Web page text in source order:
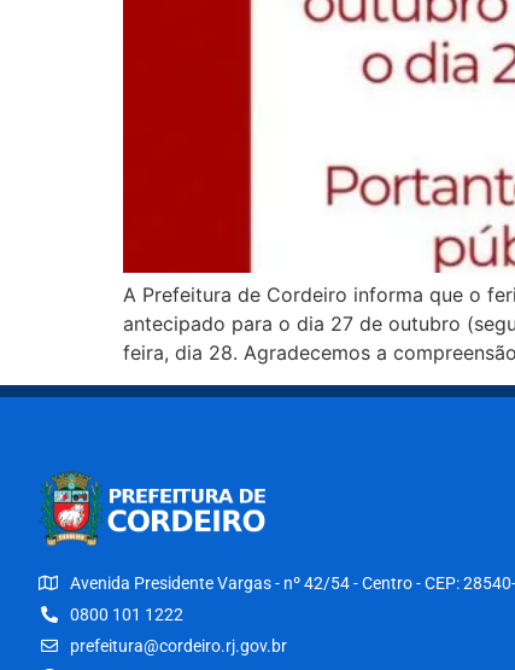
A Prefeitura de Cordeiro informa que o
antecipado para o dia 27 de outubro
feira, dia 28. Agradecemos a
Avenida Presidente Vargas - nº 42/54 - Centro - CEP:
0800 101 1222
prefeitura@cordeiro.rj.gov.br